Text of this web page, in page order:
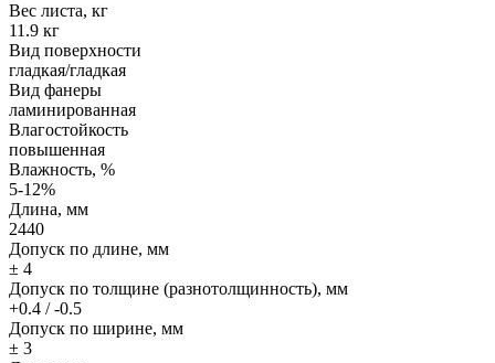
Вес листа, кг
11.9 кг
Вид поверхности
гладкая/гладкая
Вид фанеры
ламинированная
Влагостойкость
повышенная
Влажность, %
5-12%
Длина, мм
2440
Допуск по длине, мм
± 4
Допуск по толщине (разнотолщинность), мм
+0.4 / -0.5
Допуск по ширине, мм
± 3